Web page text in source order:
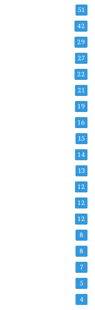
51
42
29
27
22
21
19
16
15
14
13
12
12
12
8
8
7
5
4